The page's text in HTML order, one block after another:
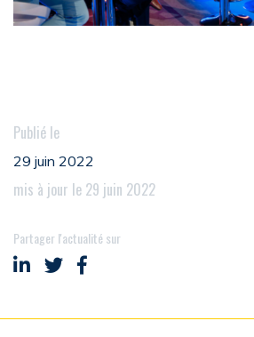
Publié le
29 juin 2022
mis à jour le 29 juin 2022
Partager l'actualité sur
Partager sur LinkedIn
Partager sur Twitter
Partager sur Facebook